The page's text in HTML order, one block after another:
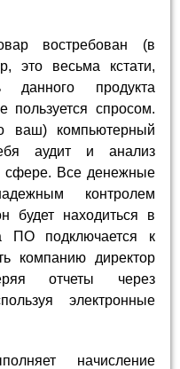
востребован (в
это весьма кстати,
данного продукта
пользуется спросом.
ваш) компьютерный
аудит и анализ
сфере. Все денежные
контролем
будет находиться в
ПО подключается к
компанию директор
отчеты через
электронные
начисление